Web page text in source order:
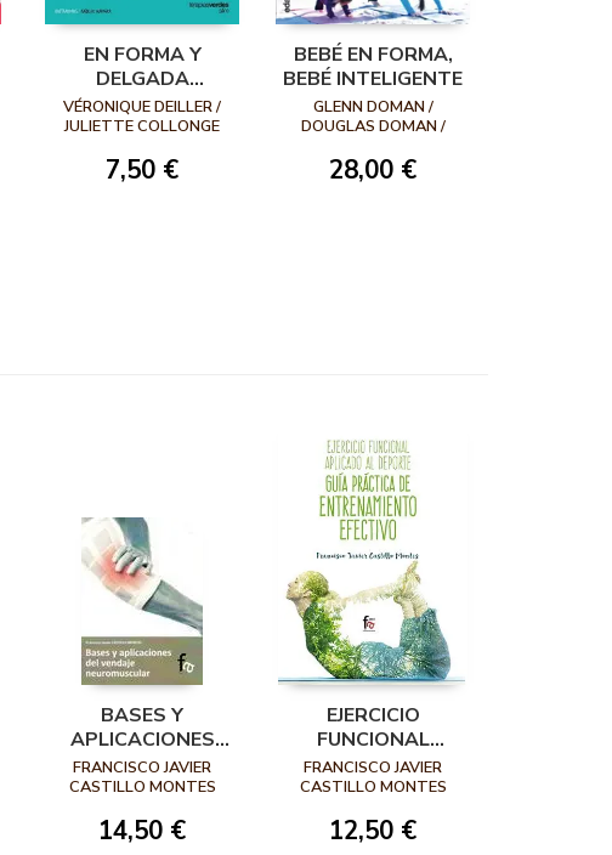
EN FORMA Y
DELGADA
DESPUÉS DEL
BEBÉ. POR UNA
VIDA DE MAMÁ Y
MUJER FELIZ!
VÉRONIQUE DEILLER /
JULIETTE COLLONGE
7,50 €
BEBÉ EN FORMA,
BEBÉ INTELIGENTE
GLENN DOMAN /
DOUGLAS DOMAN /
28,00 €
BASES Y
APLICACIONES
DEL VENDAJE
NEUROMUSCULAR
FRANCISCO JAVIER
CASTILLO MONTES
14,50 €
EJERCICIO
FUNCIONAL
APLICADO AL
DEPORTE: GUÍA
PRÁCTICA DE
ENTRENAMIENTO
FRANCISCO JAVIER
CASTILLO MONTES
12,50 €